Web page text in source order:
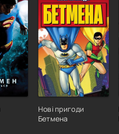
Нові пригоди
Бетмена